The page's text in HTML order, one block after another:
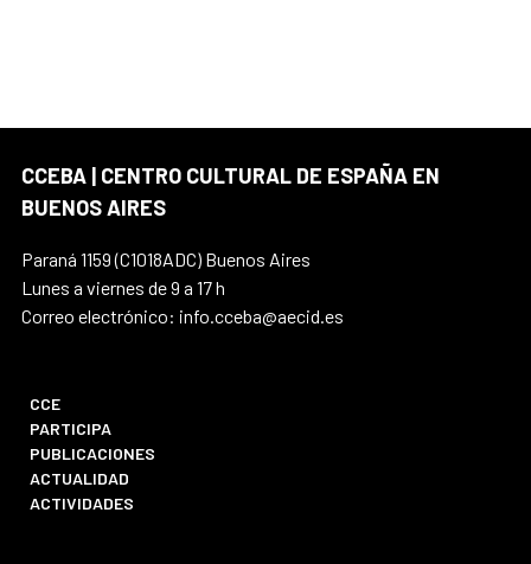
CCEBA | CENTRO CULTURAL DE ESPAÑA EN
BUENOS AIRES
Paraná 1159 (C1018ADC) Buenos Aires
Lunes a viernes de 9 a 17 h
Correo electrónico: info.cceba@aecid.es
CCE
PARTICIPA
PUBLICACIONES
ACTUALIDAD
ACTIVIDADES